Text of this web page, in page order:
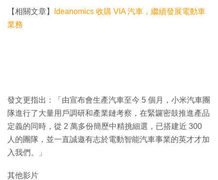
【相關文章】
Ideanomics 收購 VIA 汽車，繼續發展電動車
業務
發文更指出：「由宣布會生產汽車至今 5 個月，小米汽車團
隊進行了大量用戶調研和產業鏈考察，在緊鑼密鼓推進產品
定義的同時，從 2 萬多份簡歷中精挑細選，已搭建近 300
人的團隊，並一直誠邀有志於電動智能汽車事業的英才才加
入我們。」
其他影片